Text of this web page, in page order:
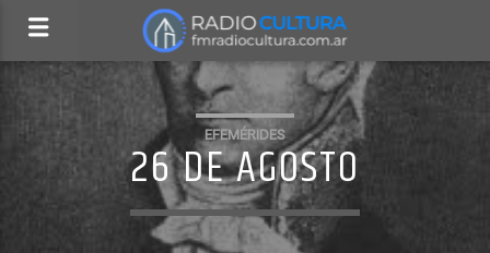
EFEMÉRIDES
26 DE AGOSTO